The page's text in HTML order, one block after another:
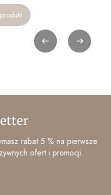
rabat 5 % na pierwsze
ofert i promocji.